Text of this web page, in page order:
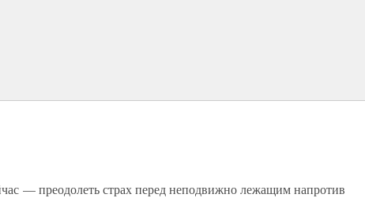
— преодолеть страх перед неподвижно лежащим напротив